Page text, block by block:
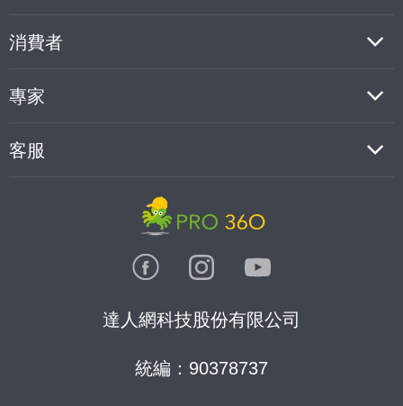
消費者
專家
客服
達人網科技股份有限公司
統編：90378737